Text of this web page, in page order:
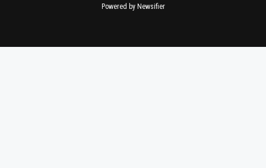
Powered by Newsifier